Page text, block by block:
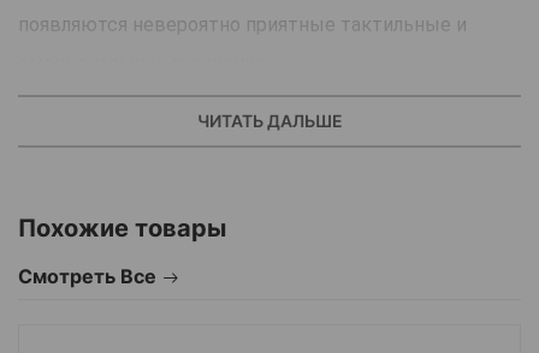
появляются невероятно приятные тактильные и
Насыщенный вкус.
стимулирует уникальные вкусовые рецепторы
ЧИТАТЬ ДАЛЬШЕ
Похожие товары
Смотреть Все